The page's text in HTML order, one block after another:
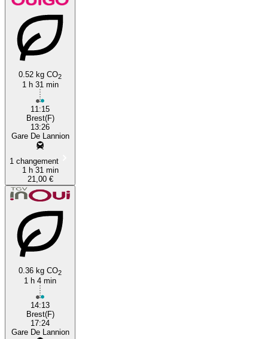
0.52 kg CO2
1 h 31 min
11:15
Brest(F)
13:26
Gare De Lannion
1 changement
1 h 31 min
21,00 €
0.36 kg CO2
1 h 4 min
14:13
Brest(F)
17:24
Gare De Lannion